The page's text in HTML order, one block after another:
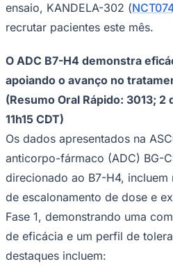
Goiás
ensaio, KANDELA-302 (
recrutar pacientes este mês.
O ADC B7-H4 demonstra
apoiando o avanço no
(Resumo Oral Rápido: 3013;
11h15 CDT)
Os dados apresentados na
anticorpo-fármaco (ADC) BG-
direcionado ao B7-H4,
de escalonamento de dose e
Fase 1, demonstrando uma
de eficácia e um perfil de
destaques incluem: